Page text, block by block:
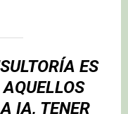
ES
IA, TENER